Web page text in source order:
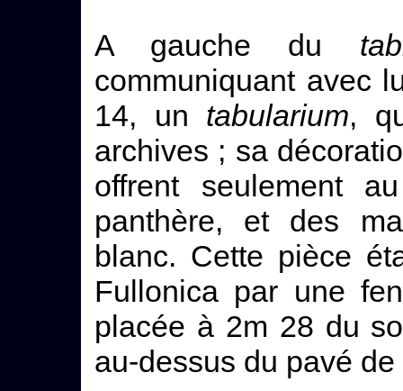
A gauche du
communiquant avec
14, un tabularium,
archives ; sa
offrent seulement
panthère, et des
blanc. Cette pièce
Fullonica par une
placée à 2m 28 du
au-dessus du pavé de